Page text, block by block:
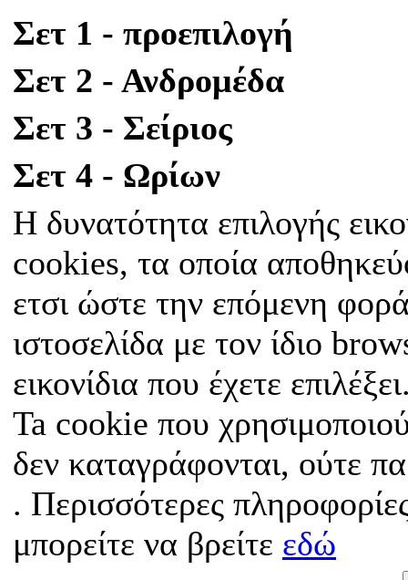
Σετ 1 - προεπιλογή
Σετ 2 - Ανδρομέδα
Σετ 3 - Σείριος
Σετ 4 - Ωρίων
Η δυνατότητα επιλογής
cookies, τα οποία
ετσι ώστε την επόμενη
ιστοσελίδα με τον ίδιο
εικονίδια που έχετε
Ta cookie που
δεν καταγράφονται, ούτε
. Περισσότερες
μπορείτε να βρείτε εδώ